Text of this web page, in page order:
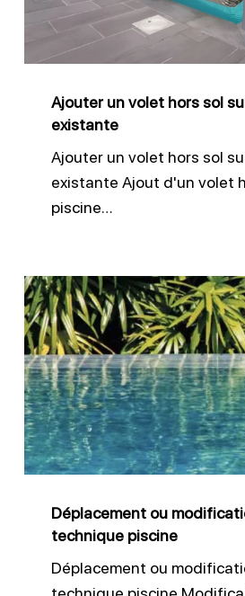
piscine
Ajouter un volet hors sol
existante
Ajouter un volet hors sol
existante Ajout d'un volet
piscine…
Déplacement
ou
modification
du
local
technique
piscine
Déplacement ou
technique piscine
Déplacement ou